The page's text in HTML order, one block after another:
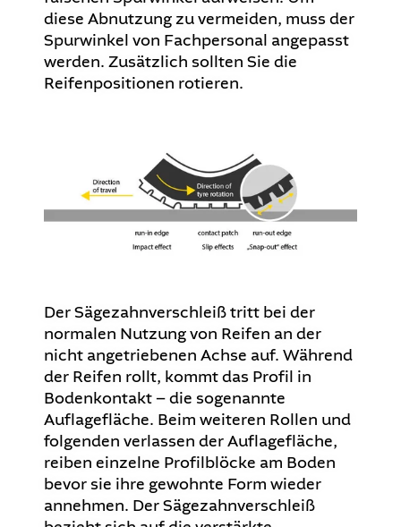
diese Abnutzung zu vermeiden, muss der
Spurwinkel von Fachpersonal angepasst
werden. Zusätzlich sollten Sie die
Reifenpositionen rotieren.
Der Sägezahnverschleiß tritt bei der
normalen Nutzung von Reifen an der
nicht angetriebenen Achse auf. Während
der Reifen rollt, kommt das Profil in
Bodenkontakt – die sogenannte
Auflagefläche. Beim weiteren Rollen und
folgenden verlassen der Auflagefläche,
reiben einzelne Profilblöcke am Boden
bevor sie ihre gewohnte Form wieder
annehmen. Der Sägezahnverschleiß